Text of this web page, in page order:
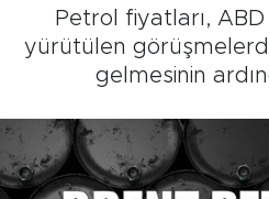
Petrol fiyatları,
yürütülen
gelmesinin